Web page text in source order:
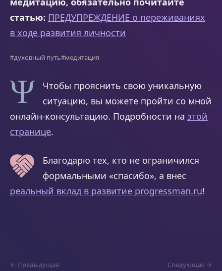
статью: ПРЕДУПРЕЖДЕНИЕ о переживаниях
в ходе развития личности
#духовный путь#медитация
Чтобы прояснить свою уникальную
ситуацию, вы можете пройти со мной
онлайн-консультацию. Подробности на этой
странице.
Благодарю тех, кто не ограничился
формальными «спасибо», а внес
реальный вклад в развитие progressman.ru!
← Предыдущая Следующая →